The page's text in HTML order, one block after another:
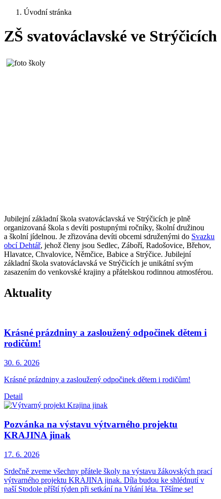
Úvodní stránka
ZŠ svatováclavské ve Strýčicích
Jubilejní základní škola svatováclavská ve Strýčicích je plně
organizovaná škola s devíti postupnými ročníky, školní družinou
a školní jídelnou. Je zřizována devíti obcemi sdruženými do Svazku
obcí Dehtář, jehož členy jsou Sedlec, Záboří, Radošovice, Břehov,
Hlavatce, Chvalovice, Němčice, Babice a Strýčice. Jubilejní
základní škola svatováclavská ve Strýčicích je unikátní svým
zasazením do venkovské krajiny a přátelskou rodinnou atmosférou.
Aktuality
Krásné prázdniny a zasloužený odpočinek dětem i
rodičům!
30. 6. 2026
Krásné prázdniny a zasloužený odpočinek dětem i rodičům!
Detail
Pozvánka na výstavu výtvarného projektu
KRAJINA jinak
17. 6. 2026
Srdečně zveme všechny přátele školy na výstavu žákovských prací
výtvarného projektu KRAJINA jinak. Díla budou ke shlédnutí v
naší Stodole příští týden při setkání na Vítání léta. Těšíme se!